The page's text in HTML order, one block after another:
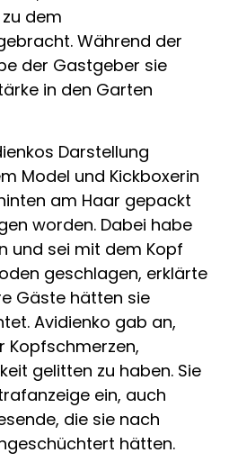
dem
Während der
der Gastgeber sie
in den Garten
Darstellung
Model und Kickboxerin
am Haar gepackt
worden. Dabei habe
und sei mit dem Kopf
geschlagen, erklärte
Gäste hätten sie
Avidienko gab an,
Kopfschmerzen,
gelitten zu haben. Sie
ein, auch
die sie nach
hätten.